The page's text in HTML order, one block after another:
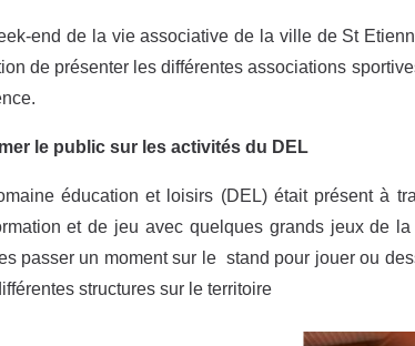
end de la vie associative de la ville de St
de présenter les différentes associations
le public sur les activités du DEL
éducation et loisirs (DEL) était présent à
et de jeu avec quelques grands jeux de
passer un moment sur le stand pour jouer ou
structures sur le territoire